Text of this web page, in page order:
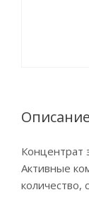
Описание
Концентрат
Активные
количество,